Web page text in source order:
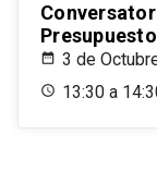
3 de
13:30 a